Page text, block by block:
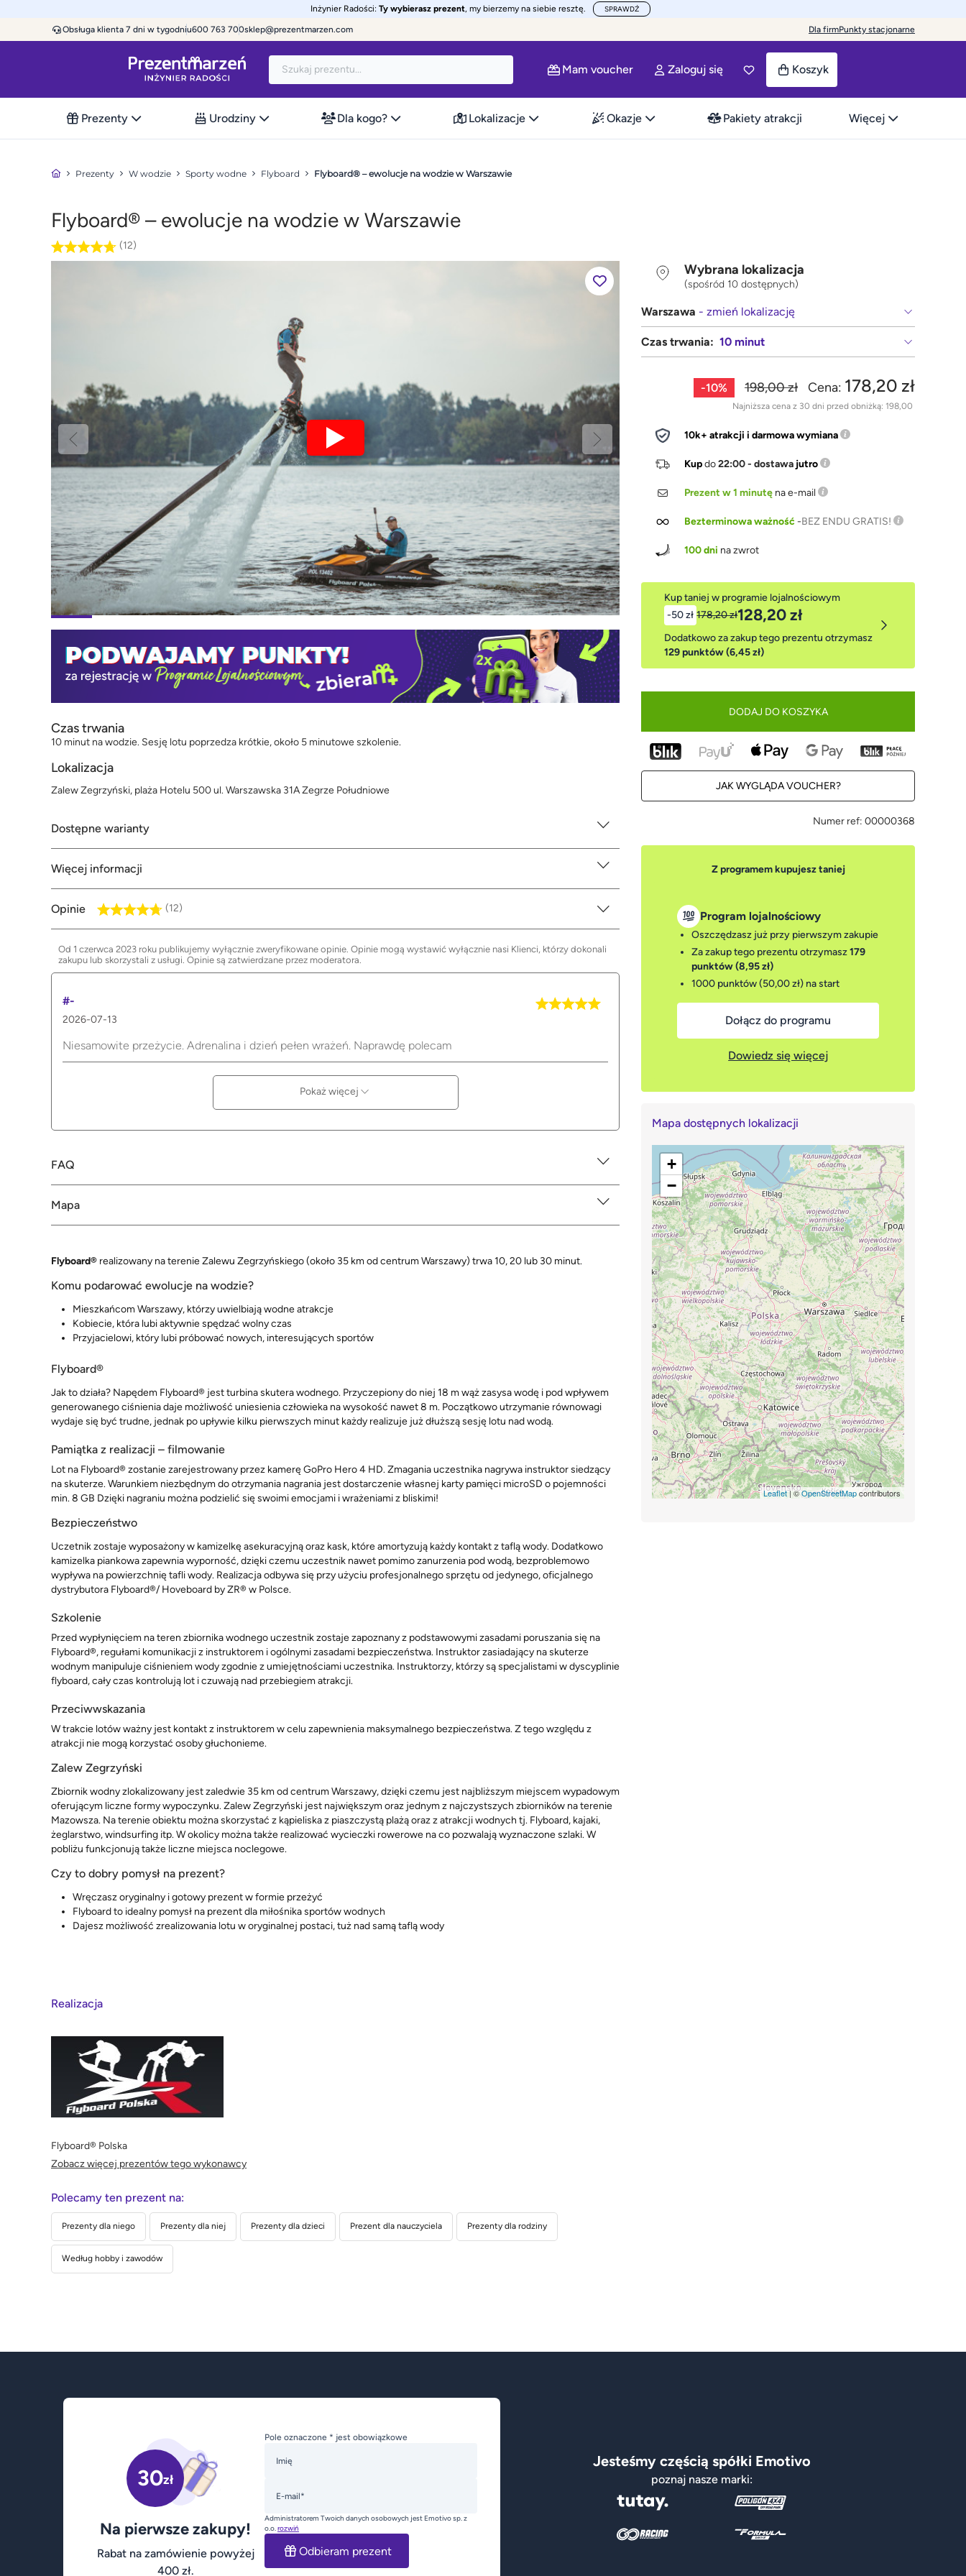
Inżynier Radości: Ty wybierasz prezent, my bierzemy na siebie resztę. SPRAWDŹ
Obsługa klienta 7 dni w tygodniu600 763 700sklep@prezentmarzen.com Dla firmPunkty stacjonarne
Mam voucher Zaloguj się Koszyk
Prezenty Urodziny Dla kogo? Lokalizacje Okazje Pakiety atrakcji Więcej
Prezenty W wodzie Sporty wodne Flyboard Flyboard® – ewolucje na wodzie w Warszawie
Flyboard® – ewolucje na wodzie w Warszawie
(12)
Czas trwania
10 minut na wodzie. Sesję lotu poprzedza krótkie, około 5 minutowe szkolenie.
Lokalizacja
Zalew Zegrzyński, plaża Hotelu 500 ul. Warszawska 31A Zegrze Południowe
Dostępne warianty
Więcej informacji
Opinie (12)
Od 1 czerwca 2023 roku publikujemy wyłącznie zweryfikowane opinie. Opinie mogą wystawić wyłącznie nasi Klienci, którzy dokonali
zakupu lub skorzystali z usługi. Opinie są zatwierdzane przez moderatora.
#-
2026-07-13
Niesamowite przeżycie. Adrenalina i dzień pełen wrażeń. Naprawdę polecam
Pokaż więcej
FAQ
Mapa
Flyboard® realizowany na terenie Zalewu Zegrzyńskiego (około 35 km od centrum Warszawy) trwa 10, 20 lub 30 minut.
Komu podarować ewolucje na wodzie?
Mieszkańcom Warszawy, którzy uwielbiają wodne atrakcje
Kobiecie, która lubi aktywnie spędzać wolny czas
Przyjacielowi, który lubi próbować nowych, interesujących sportów
Flyboard®
Jak to działa? Napędem Flyboard® jest turbina skutera wodnego. Przyczepiony do niej 18 m wąż zasysa wodę i pod wpływem
generowanego ciśnienia daje możliwość uniesienia człowieka na wysokość nawet 8 m. Początkowo utrzymanie równowagi
wydaje się być trudne, jednak po upływie kilku pierwszych minut każdy realizuje już dłuższą sesję lotu nad wodą.
Pamiątka z realizacji – filmowanie
Lot na Flyboard® zostanie zarejestrowany przez kamerę GoPro Hero 4 HD. Zmagania uczestnika nagrywa instruktor siedzący
na skuterze. Warunkiem niezbędnym do otrzymania nagrania jest dostarczenie własnej karty pamięci microSD o pojemności
min. 8 GB Dzięki nagraniu można podzielić się swoimi emocjami i wrażeniami z bliskimi!
Bezpieczeństwo
Uczetnik zostaje wyposażony w kamizelkę asekuracyjną oraz kask, które amortyzują każdy kontakt z taflą wody. Dodatkowo
kamizelka piankowa zapewnia wyporność, dzięki czemu uczestnik nawet pomimo zanurzenia pod wodą, bezproblemowo
wypływa na powierzchnię tafli wody. Realizacja odbywa się przy użyciu profesjonalnego sprzętu od jedynego, oficjalnego
dystrybutora Flyboard®/ Hoveboard by ZR® w Polsce.
Szkolenie
Przed wypłynięciem na teren zbiornika wodnego uczestnik zostaje zapoznany z podstawowymi zasadami poruszania się na
Flyboard®, regułami komunikacji z instruktorem i ogólnymi zasadami bezpieczeństwa. Instruktor zasiadający na skuterze
wodnym manipuluje ciśnieniem wody zgodnie z umiejętnościami uczestnika. Instruktorzy, którzy są specjalistami w dyscyplinie
flyboard, cały czas kontrolują lot i czuwają nad przebiegiem atrakcji.
Przeciwwskazania
W trakcie lotów ważny jest kontakt z instruktorem w celu zapewnienia maksymalnego bezpieczeństwa.Z tego względu z
atrakcji nie mogą korzystać osoby głuchonieme.
Zalew Zegrzyński
Zbiornik wodny zlokalizowany jest zaledwie 35 km od centrum Warszawy, dzięki czemu jest najbliższym miejscem wypadowym
oferującym liczne formy wypoczynku. Zalew Zegrzyński jest największym oraz jednym z najczystszych zbiorników na terenie
Mazowsza. Na terenie obiektu można skorzystać z kąpieliska z piaszczystą plażą oraz z atrakcji wodnych tj. Flyboard, kajaki,
żeglarstwo, windsurfing itp. W okolicy można także realizować wycieczki rowerowe na co pozwalają wyznaczone szlaki. W
pobliżu funkcjonują także liczne miejsca noclegowe.
Czy to dobry pomysł na prezent?
Wręczasz oryginalny i gotowy prezent w formie przeżyć
Flyboard to idealny pomysł na prezent dla miłośnika sportów wodnych
Dajesz możliwość zrealizowania lotu w oryginalnej postaci, tuż nad samą taflą wody
Realizacja
Flyboard® Polska
Zobacz więcej prezentów tego wykonawcy
Polecamy ten prezent na:
Prezenty dla niego Prezenty dla niej Prezenty dla dzieci Prezent dla nauczyciela Prezenty dla rodziny
Według hobby i zawodów
Wybrana lokalizacja
(spośród 10 dostępnych)
Warszawa - zmień lokalizację
Czas trwania:10 minut
-10% 198,00 zł Cena: 178,20 zł
Najniższa cena z 30 dni przed obniżką: 198,00
10k+ atrakcji i darmowa wymiana
Kupdo22:00 - dostawa jutro
Prezent w 1 minutę na e-mail
Bezterminowa ważność-BEZ ENDU GRATIS!
100 dni na zwrot
Kup taniej w programie lojalnościowym
-50 zł 178,20 zł128,20 zł
Dodatkowo za zakup tego prezentu otrzymasz
129 punktów (6,45 zł)
DODAJ DO KOSZYKA
JAK WYGLĄDA VOUCHER?
Numer ref: 00000368
Z programem kupujesz taniej
Program lojalnościowy
Oszczędzasz już przy pierwszym zakupie
Za zakup tego prezentu otrzymasz179
punktów (8,95 zł)
1000 punktów (50,00 zł) na start
Dołącz do programu
Dowiedz się więcej
Mapa dostępnych lokalizacji
+
−
Leaflet| ©OpenStreetMapcontributors
30zł
Na pierwsze zakupy!
Rabat na zamówienie powyżej
400 zł.
Pole oznaczone * jest obowiązkowe
Imię
E-mail*
Administratorem Twoich danych osobowych jest Emotivo sp. z
o.o.rozwiń
Odbieram prezent
Jesteśmy częścią spółki Emotivo
poznaj nasze marki: